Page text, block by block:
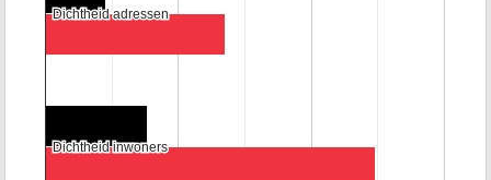
Dichtheid adressen
Dichtheid adressen
Dichtheid inwoners
Dichtheid inwoners